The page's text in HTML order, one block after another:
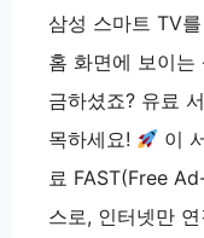
삼성 스마트 TV
홈 화면에 보이는
금하셨죠? 유료
목하세요!
이
료 FAST(Free
스로, 인터넷만